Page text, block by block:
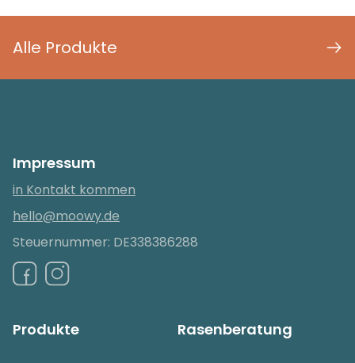
Alle Produkte
Impressum
in Kontakt kommen
hello@moowy.de
Steuernummer: DE338386288
Produkte Rasenberatung